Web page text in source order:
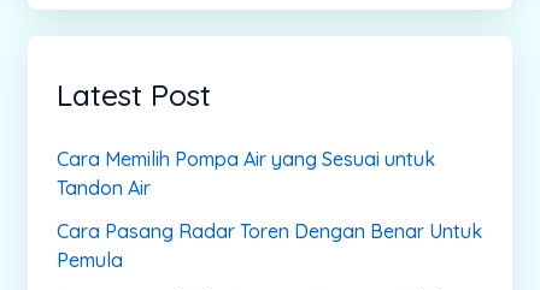
Latest Post
Cara Memilih Pompa Air yang Sesuai untuk
Tandon Air
Cara Pasang Radar Toren Dengan Benar Untuk
Pemula